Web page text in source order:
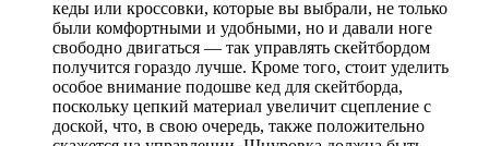
кеды или кроссовки, которые вы выбрали, не только
были комфортными и удобными, но и давали ноге
свободно двигаться — так управлять скейтбордом
получится гораздо лучше. Кроме того, стоит уделить
особое внимание подошве кед для скейтборда,
поскольку цепкий материал увеличит сцепление с
доской, что, в свою очередь, также положительно